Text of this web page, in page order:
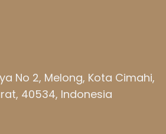
No 2, Melong, Kota Cimahi,
40534, Indonesia